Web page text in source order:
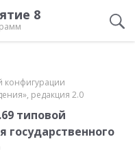
8
конфигурации
редакция 2.0
типовой
государственного